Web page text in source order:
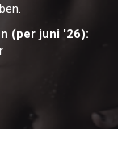
(per juni '26):